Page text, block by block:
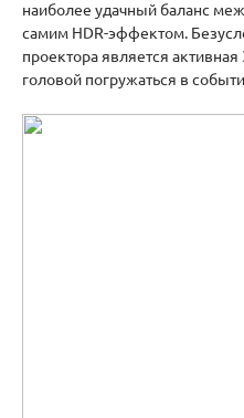
наиболее удачный баланс
самим HDR-эффектом.
проектора является
головой погружаться в